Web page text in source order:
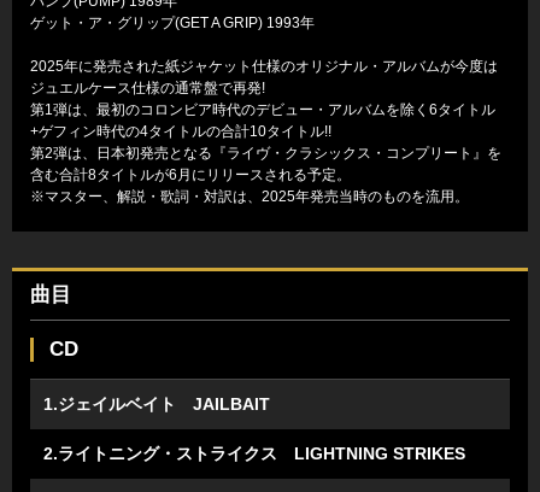
ゲット・ア・グリップ(GET A GRIP) 1993年
2025年に発売された紙ジャケット仕様のオリジナル・アルバムが今度は
ジュエルケース仕様の通常盤で再発!
第1弾は、最初のコロンビア時代のデビュー・アルバムを除く6タイトル
+ゲフィン時代の4タイトルの合計10タイトル!!
第2弾は、日本初発売となる『ライヴ・クラシックス・コンプリート』を
含む合計8タイトルが6月にリリースされる予定。
※マスター、解説・歌詞・対訳は、2025年発売当時のものを流用。
曲目
CD
1.ジェイルベイト JAILBAIT
2.ライトニング・ストライクス LIGHTNING STRIKES